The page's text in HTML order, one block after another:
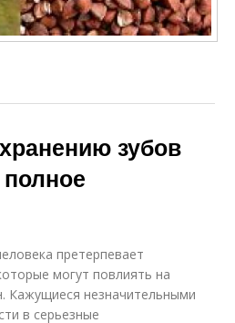
зубов
претерпевает
могут повлиять на
Кажущиеся незначительными
в серьезные